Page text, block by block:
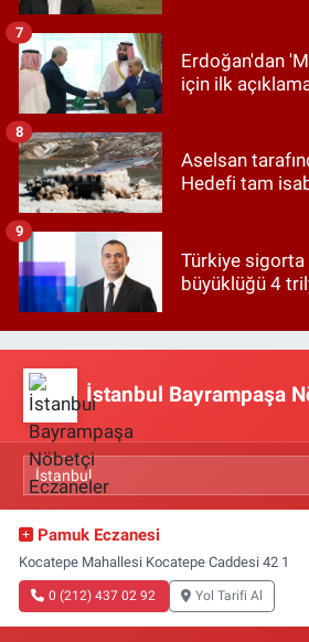
Erdoğan'dan
için ilk
7
Aselsan
Hedefi tam
8
Türkiye
büyüklüğü 4
9
İstanbul Bayrampaşa
Pamuk Eczanesi
Kocatepe Mahallesi Kocatepe Caddesi 42 1
0 (212) 437 02 92 Yol Tarifi Al